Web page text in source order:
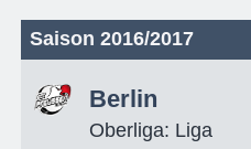
Saison 2016/2017
Berlin
Oberliga: Liga